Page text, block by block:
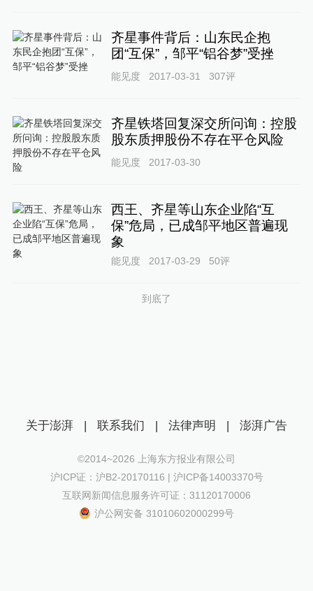
齐星事件背后：山东民企抱
团“互保”，邹平“铝谷梦”受挫
能见度 2017-03-31 307评
齐星铁塔回复深交所问询：控股
股东质押股份不存在平仓风险
能见度 2017-03-30
西王、齐星等山东企业陷“互
保”危局，已成邹平地区普遍现
象
能见度 2017-03-29 50评
到底了
关于澎湃 | 联系我们 | 法律声明 | 澎湃广告
©2014~2026 上海东方报业有限公司
沪ICP证：沪B2-20170116 | 沪ICP备14003370号
互联网新闻信息服务许可证：31120170006
沪公网安备 31010602000299号